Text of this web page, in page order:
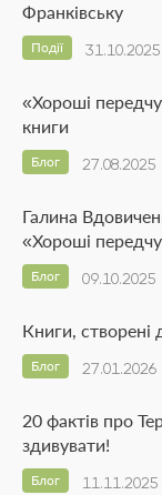
Франківську
31.10.2025
Події
«Хороші
книги
27.08.2025
Блог
Галина
«Хороші
09.10.2025
Блог
Книги, створені
27.01.2026
Блог
20 фактів про
здивувати!
11.11.2025
Блог